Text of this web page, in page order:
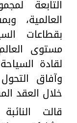
بقطاعات
مستوى
لقادة
وآفاق
خلال العقد
قالت